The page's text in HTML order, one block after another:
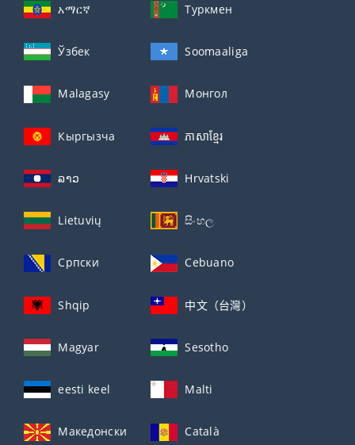
አማርኛ Туркмен
Ўзбек Soomaaliga
Malagasy Монгол
Кыргызча ភាសាខ្មែរ
ລາວ Hrvatski
Lietuvių සිංහල
Српски Cebuano
Shqip 中文（台灣）
Magyar Sesotho
eesti keel Malti
Македонски Català